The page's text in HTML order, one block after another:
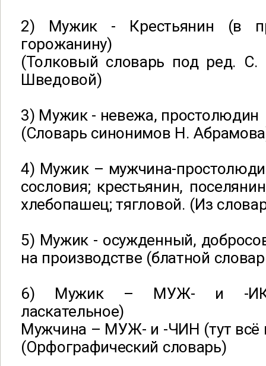
2) Мужик - Крестьянин (в
горожанину)
(Толковый словарь под ред.
Шведовой)
3) Мужик - невежа, простолюдин
(Cловарь синонимов Н.
4) Мужик – мужчина-
сословия; крестьянин,
хлебопашец; тягловой. (Из
5) Мужик - осужденный,
на производстве (блатной
6) Мужик – МУЖ- и -ИК
ласкательное)
Мужчина – МУЖ- и -ЧИН (тут всё
(Орфографический словарь)